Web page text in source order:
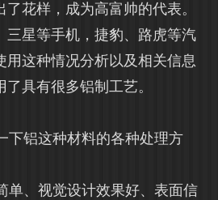
花样，成为高富帅的代表。
三星等手机，捷豹、路虎等汽
用这种情况分析以及相关信息
具有很多铝制工艺。
下铝这种材料的各种处理方
、视觉设计效果好、表面信